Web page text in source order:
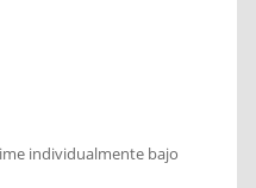
individualmente bajo